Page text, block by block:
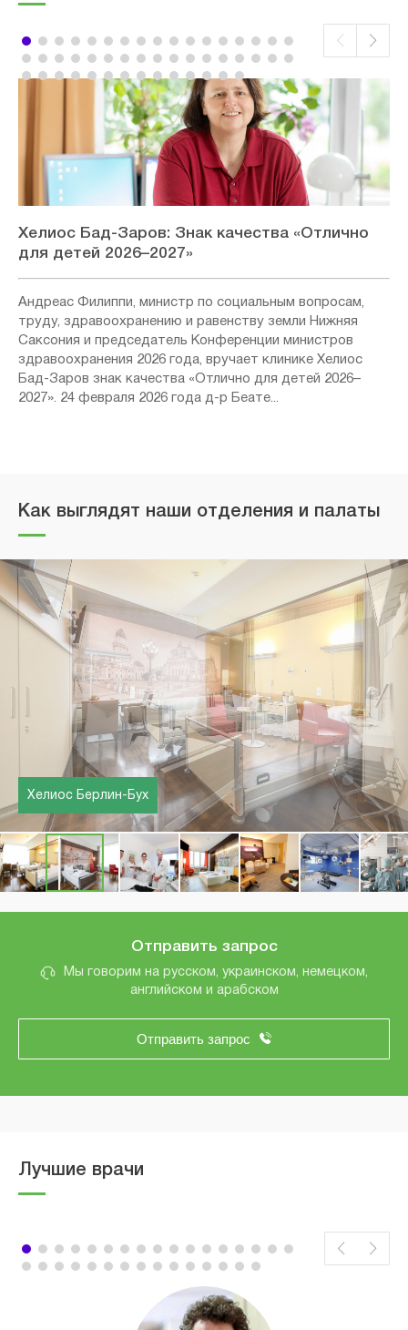
Хелиос Бад-Заров: Знак качества «Отлично
для детей 2026–2027»
Андреас Филиппи, министр по социальным вопросам,
труду, здравоохранению и равенству земли Нижняя
Саксония и председатель Конференции министров
здравоохранения 2026 года, вручает клинике Хелиос
Бад-Заров знак качества «Отлично для детей 2026–
2027». 24 февраля 2026 года д-р Беате...
Как выглядят наши отделения и палаты
Хелиос Берлин-Бух
Хелиос Берлин-Бух
Отправить запрос
Мы говорим на русском, украинском, немецком,
английском и арабском
Отправить запрос
Лучшие врачи